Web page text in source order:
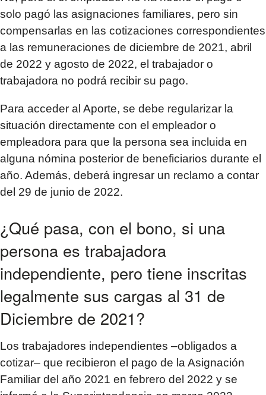
solo pagó las asignaciones familiares, pero sin
compensarlas en las cotizaciones correspondientes
a las remuneraciones de diciembre de 2021, abril
de 2022 y agosto de 2022, el trabajador o
trabajadora no podrá recibir su pago.
Para acceder al Aporte, se debe regularizar la
situación directamente con el empleador o
empleadora para que la persona sea incluida en
alguna nómina posterior de beneficiarios durante el
año. Además, deberá ingresar un reclamo a contar
del 29 de junio de 2022.
¿Qué pasa, con el bono, si una
persona es trabajadora
independiente, pero tiene inscritas
legalmente sus cargas al 31 de
Diciembre de 2021?
Los trabajadores independientes –obligados a
cotizar– que recibieron el pago de la Asignación
Familiar del año 2021 en febrero del 2022 y se